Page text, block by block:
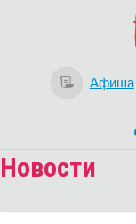
Афиша
Новости